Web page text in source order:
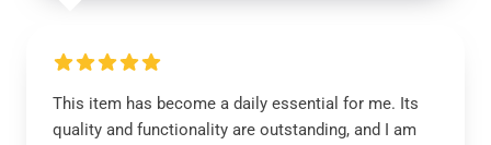
This item has become a daily essential for me. Its
quality and functionality are outstanding, and I am